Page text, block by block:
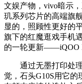
文娱产物，vivo暗示
玑系列芯片的高端旗
显的，照顾性更好的
旗下的红魔逛戏手机
的一轮更新——iQOO
通过无墨打印处理
觉，石头G10S用它